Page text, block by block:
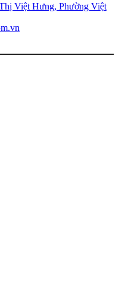
Việt Hưng, Phường Việt